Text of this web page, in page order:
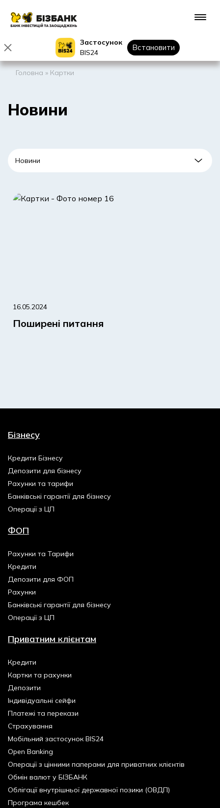
Застосунок
BIS24
Встановити
Головна » Картки
Новини
16.05.2024
Поширені питання
Бізнесу
Кредити Бізнесу
Депозити для бізнесу
Рахунки та тарифи
Банківські гарантії для бізнесу
Операції з ЦП
ФОП
Рахунки та Тарифи
Кредити
Депозити для ФОП
Рахунки
Банківські гарантії для бізнесу
Операції з ЦП
Приватним клієнтам
Кредити
Картки та рахунки
Депозити
Індивідуальні сейфи
Платежі та перекази
Страхування
Мобільний застосунок BIS24
Open Banking
Операції з цінними паперами для приватних клієнтів
Обмін валют у БІЗБАНК
Облігації внутрішньої державної позики (ОВДП)
Програма кешбек